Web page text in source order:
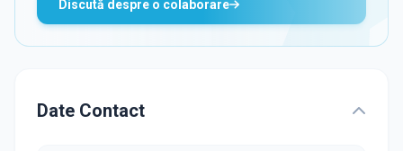
Discută despre o colaborare
Date Contact